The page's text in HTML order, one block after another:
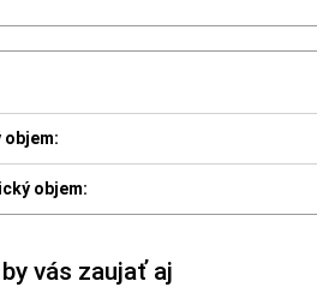
objem:
objem:
vás zaujať aj